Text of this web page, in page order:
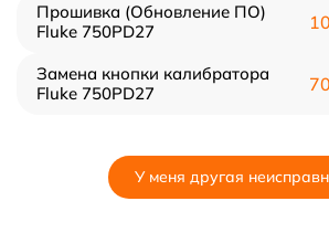
Прошивка (Обновление ПО)
Fluke 750PD27
Замена кнопки калибратора
Fluke 750PD27
У меня другая